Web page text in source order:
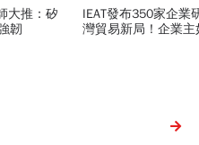
大推：矽
韌
IEAT發布350家企業
灣貿易新局！企業